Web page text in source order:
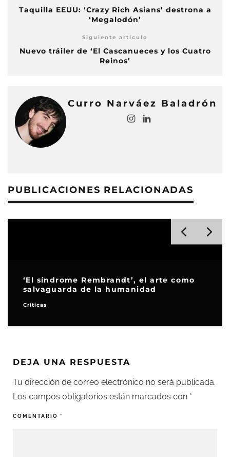
Taquilla EEUU: ‘Crazy Rich Asians’ destrona a
‘Megalodón’
Siguiente artículo
Nuevo tráiler de ‘El Cascanueces y los Cuatro
Reinos’
Curro Narváez Baladrón
PUBLICACIONES RELACIONADAS
‘El síndrome Rembrandt’, el arte como
salvaguarda de la humanidad
Críticas
DEJA UNA RESPUESTA
Tu dirección de correo electrónico no será publicada.
Los campos obligatorios están marcados con *
COMENTARIO *